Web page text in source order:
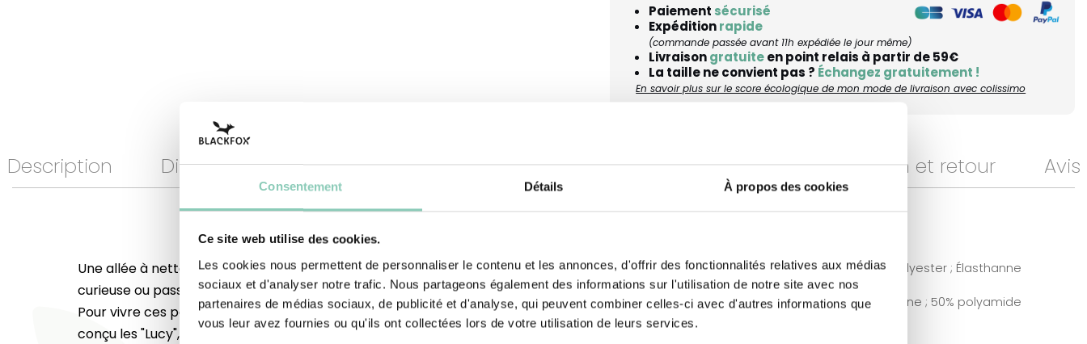
Consentement Détails À propos des cookies
Ce site web utilise des cookies.
Les cookies nous permettent de personnaliser le contenu et les annonces, d'offrir des fonctionnalités relatives aux médias
sociaux et d'analyser notre trafic. Nous partageons également des informations sur l'utilisation de notre site avec nos
partenaires de médias sociaux, de publicité et d'analyse, qui peuvent combiner celles-ci avec d'autres informations que
vous leur avez fournies ou qu'ils ont collectées lors de votre utilisation de leurs services.
Paiement sécurisé
Expéditionrapide
(commande passée avant 11h expédiée le jour même)
Livraisongratuiteen point relais à partir de 59€
La taille ne convient pas ? Échangez gratuitement !
En savoir plus sur le score écologique de mon mode de livraison avec colissimo
Description Dimensions Normes Conseils d’entretien Documents Livraison et retour Avis
Une allée à nettoyer, un arrosoir à déplacer... De manière
curieuse ou passionnée, on passe parfois des heures au jardin !
Pour vivre ces petits instants de nature avec style, nous avons
conçu les "Lucy", des gants résistants, confortables et
Dessus - dos Polyester ; Élasthanne
Paume 50% polyuréthane ; 50% polyamide